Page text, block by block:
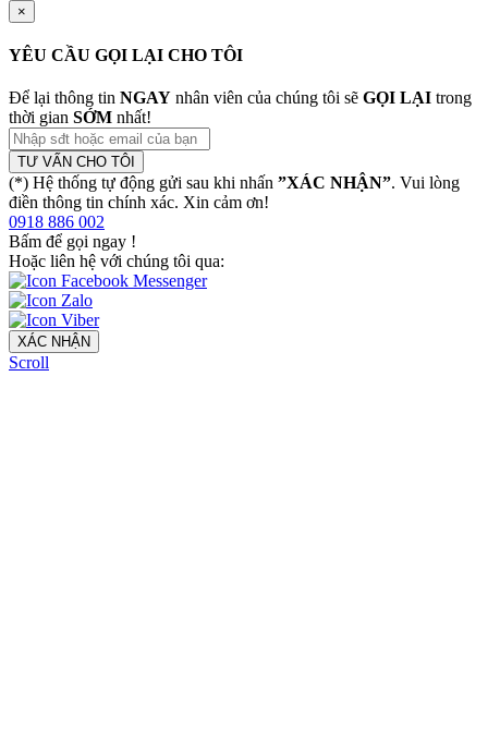
×
YÊU CẦU GỌI LẠI CHO TÔI
Để lại thông tin NGAY nhân viên của chúng tôi sẽ GỌI LẠI trong
thời gian SỚM nhất!
TƯ VẤN CHO TÔI
(*) Hệ thống tự động gửi sau khi nhấn ”XÁC NHẬN”. Vui lòng
điền thông tin chính xác. Xin cảm ơn!
0918 886 002
Bấm để gọi ngay !
Hoặc liên hệ với chúng tôi qua:
XÁC NHẬN
Scroll